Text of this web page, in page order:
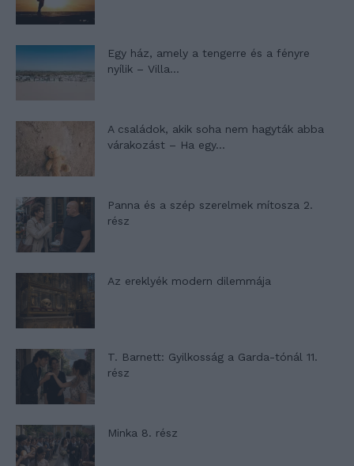
Egy ház, amely a tengerre és a fényre
nyílik – Villa...
A családok, akik soha nem hagyták abba
várakozást – Ha egy...
Panna és a szép szerelmek mítosza 2.
rész
Az ereklyék modern dilemmája
T. Barnett: Gyilkosság a Garda-tónál 11.
rész
Minka 8. rész